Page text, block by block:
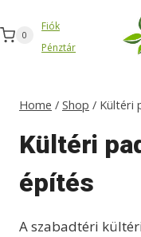
to
content
0
Fiók
Pénztár
Home / Shop / Kültéri
Kültéri
építés
A szabadtéri